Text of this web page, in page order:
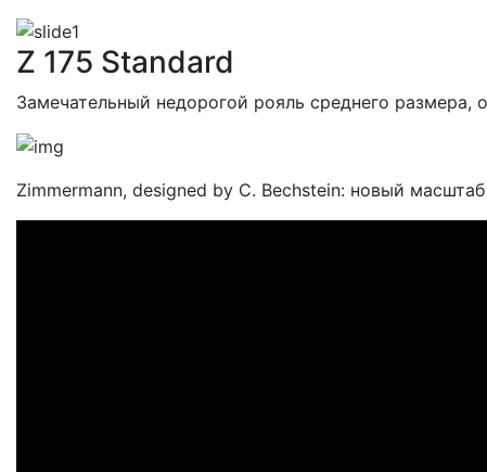
Z 175 Standard
Замечательный недорогой рояль среднего размера,
Zimmermann, designed by C. Bechstein: новый